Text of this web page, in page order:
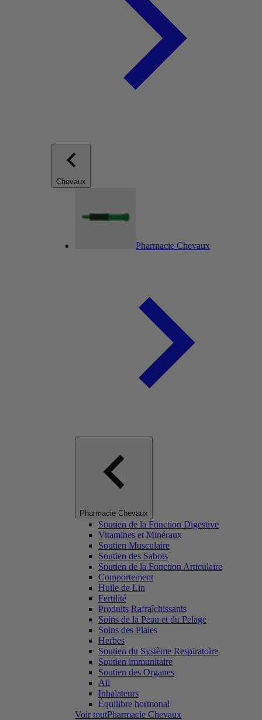
Chevaux
Pharmacie Chevaux
Pharmacie Chevaux
Soutien de la Fonction Digestive
Vitamines et Minéraux
Soutien Musculaire
Soutien des Sabots
Soutien de la Fonction Articulaire
Comportement
Huile de Lin
Fertilité
Produits Rafraîchissants
Soins de la Peau et du Pelage
Soins des Plaies
Herbes
Soutien du Système Respiratoire
Soutien immunitaire
Soutien des Organes
Ail
Inhalateurs
Équilibre hormonal
Voir toutPharmacie Chevaux